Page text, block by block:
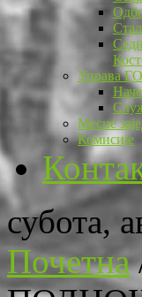
Управа
Месне
Комисије
субота,
Почетна